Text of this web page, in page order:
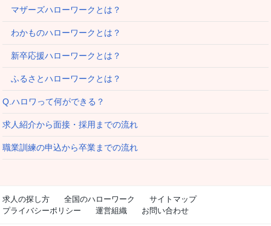
マザーズハローワークとは？
わかものハローワークとは？
新卒応援ハローワークとは？
ふるさとハローワークとは？
Q.ハロワって何ができる？
求人紹介から面接・採用までの流れ
職業訓練の申込から卒業までの流れ
求人の探し方 全国のハローワーク
サイトマップ
プライバシーポリシー
運営組織 お問い合わせ